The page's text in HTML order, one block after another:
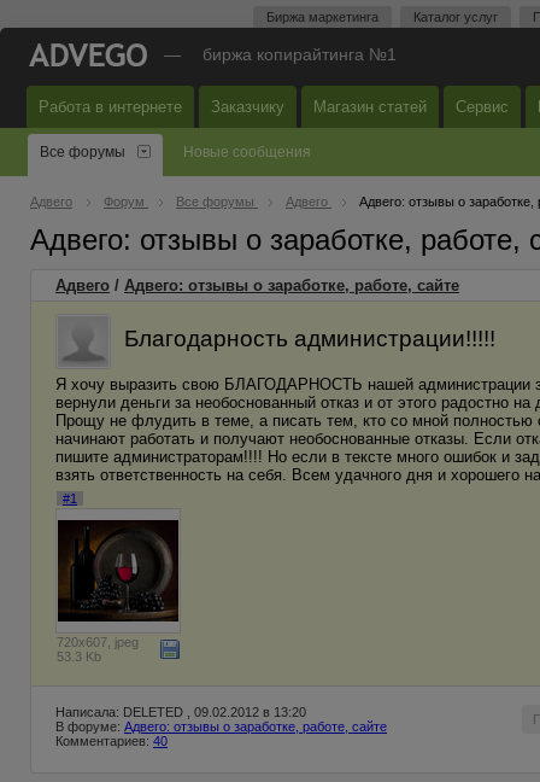
Биржа маркетинга Каталог услуг
— биржа копирайтинга №1
Работа в интернете Заказчику Магазин статей Сервис
Все форумы Новые сообщения
Адвего Форум Все форумы Адвего Адвего: отзывы о заработке,
Адвего: отзывы о заработке,
Адвего / Адвего: отзывы о заработке, работе, сайте
Благодарность администрации!!!!!
Я хочу выразить свою БЛАГОДАРНОСТЬ нашей администрации
вернули деньги за необоснованный отказ и от этого радостно
Прощу не флудить в теме, а писать тем, кто со мной полностью
начинают работать и получают необоснованные отказы. Если
пишите администраторам!!!! Но если в тексте много ошибок и
взять ответственность на себя. Всем удачного дня и хорошего
#1
720x607, jpeg
53.3 Kb
Написала: DELETED , 09.02.2012 в 13:20
В форуме: Адвего: отзывы о заработке, работе, сайте
Комментариев: 40